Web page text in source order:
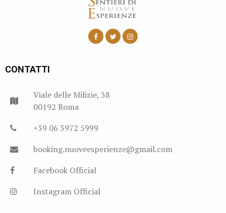
CONTATTI
Viale delle Milizie, 38
00192 Roma
+39 06 3972 5999
booking.nuoveesperienze@gmail.com
Facebook Official
Instagram Official